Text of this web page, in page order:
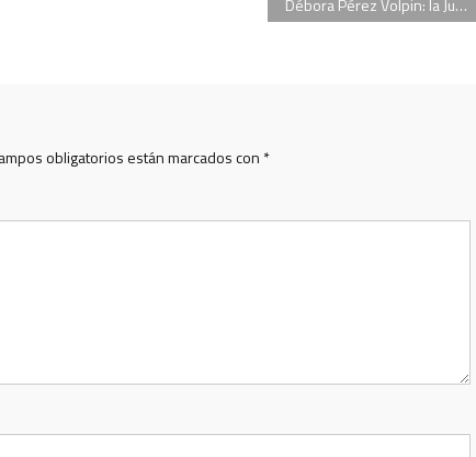
Débora Pérez Volpin: la Justicia caratuló la causa como homicidio culposo
obligatorios están marcados con *